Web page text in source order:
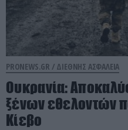
PRONEWS.GR / ΔΙΕΘΝΗΣ ΑΣΦΑΛΕΙΑ
Ουκρανία:
ξένων εθελοντών
Κίεβο